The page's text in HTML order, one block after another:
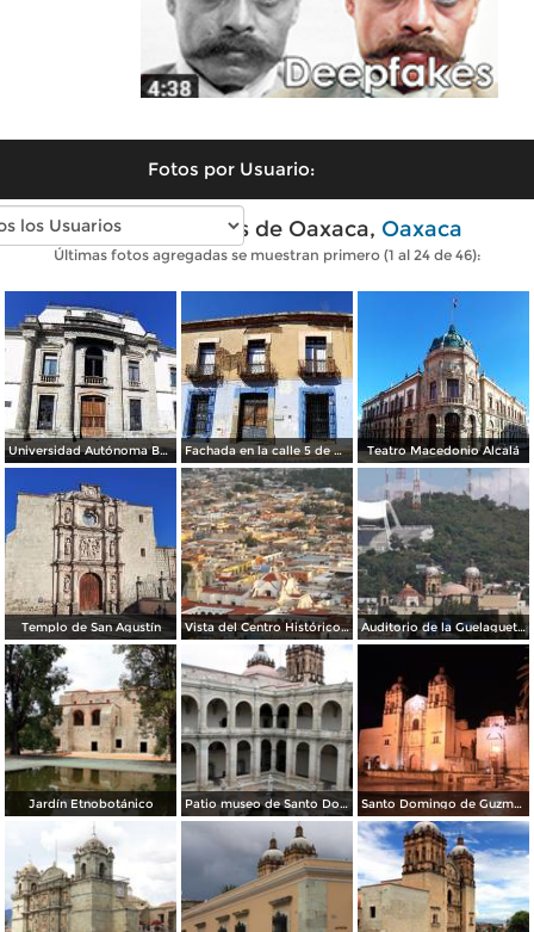
Fotos por Usuario:
Fotos modernas de Oaxaca, Oaxaca
Últimas fotos agregadas se muestran primero (1 al 24 de 46):
Universidad Autónoma Benito Juárez de Oaxaca Fachada en la calle 5 de Mayo Teatro Macedonio Alcalá
Templo de San Agustín Vista del Centro Histórico de la antigüa Antequera. Julio/2014 Auditorio de la Guelaguetza y el cerro del Fortín. Julio/2014
Jardín Etnobotánico Patio museo de Santo Domingo Santo Domingo de Guzmán en la noche